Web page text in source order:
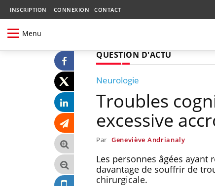
INSCRIPTION CONNEXION CONTACT
Menu
QUESTION D'ACTU
Neurologie
Troubles
excessive
Par Geneviève Andrianaly
Les personnes âgées
davantage de souffrir de
chirurgicale.